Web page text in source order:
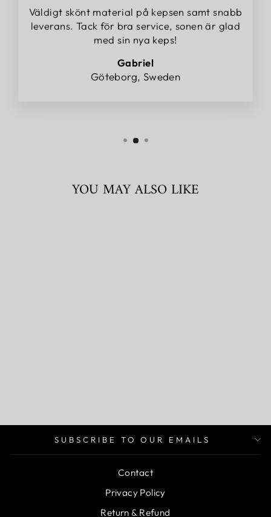
Väldigt skönt material på kepsen samt snabb
leverans. Tack för bra service, sonen är glad
med sin nya keps!
Gabriel
Göteborg, Sweden
YOU MAY ALSO LIKE
SUBSCRIBE TO OUR EMAILS
Contact
Privacy Policy
Return & Refund